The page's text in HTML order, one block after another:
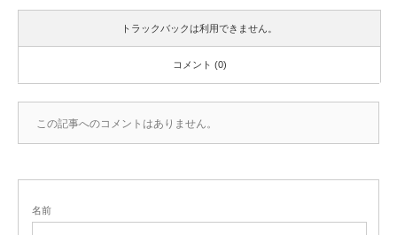
トラックバックは利用できません。
コメント (0)
この記事へのコメントはありません。
名前